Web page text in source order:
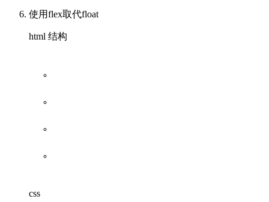
使用flex取代float
html 结构
css